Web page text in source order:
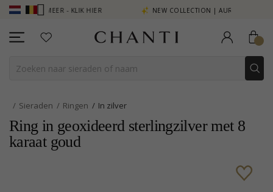
ZIE MEER - KLIK HIER NEW COLLECTION | AURA
Sieraden Ringen In zilver
Ring in geoxideerd sterlingzilver met 8
karaat goud